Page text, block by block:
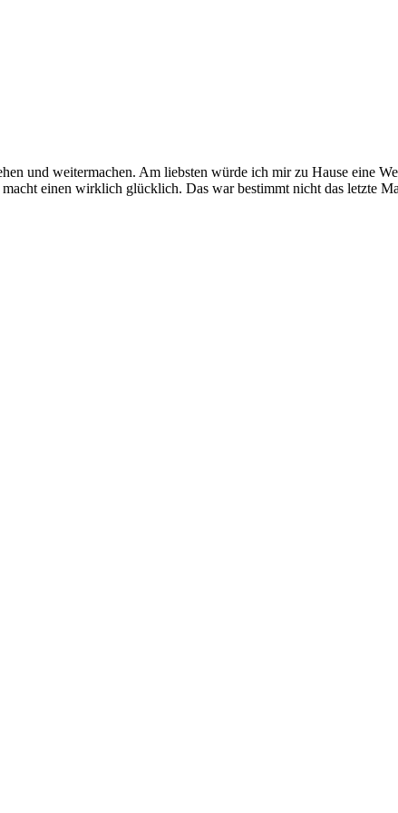
und weitermachen. Am liebsten würde ich mir zu Hause eine
einen wirklich glücklich. Das war bestimmt nicht das letzte